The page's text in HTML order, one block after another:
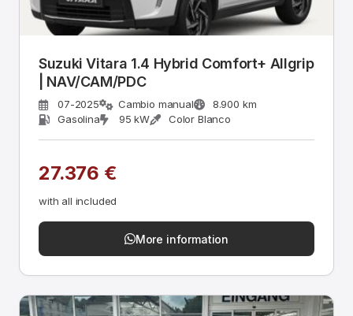
Suzuki Vitara 1.4 Hybrid Comfort+ Allgrip
| NAV/CAM/PDC
07-2025 Cambio manual
8.900 km
Gasolina
95 kW Color Blanco
27.376 €
with all included
More information